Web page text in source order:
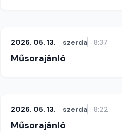
2026. 05. 13. szerda 8:37
Műsorajánló
2026. 05. 13. szerda 8:22
Műsorajánló